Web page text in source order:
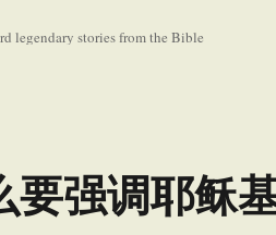
legendary stories from the Bible
要强调耶稣